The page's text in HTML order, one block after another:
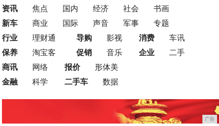
资讯 焦点 国内 经济 社会
书画
新车
商业 国际 声音 军事
专题
行业
理财通
保养
淘宝客
导购
影视
促销
音乐
消费
车讯
企业
二手
商讯
网络
金融
科学
报价
形体美
二手车
数据
广告